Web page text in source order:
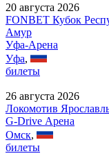
20 августа 2026
FONBET Кубок
Амур
Уфа-Арена
Уфа,
билеты
26 августа 2026
Локомотив
G-Drive Арена
Омск,
билеты